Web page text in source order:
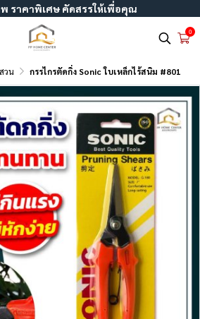
ราคาพิเศษ คัดสรรให้เพื่อคุณ
0
วน กรรไกรตัดกิ่ง Sonic ใบเหล็กไร้สนิม #801